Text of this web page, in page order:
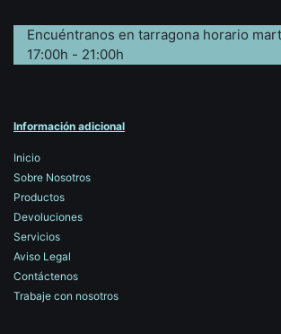
Encuéntranos en tarragona horario
17:00h - 21:00h
Información adicional
Inicio
Sobre Nosotros
Productos
Devoluciones
Servicios
Aviso Legal
Contáctenos
Trabaje con nosotros